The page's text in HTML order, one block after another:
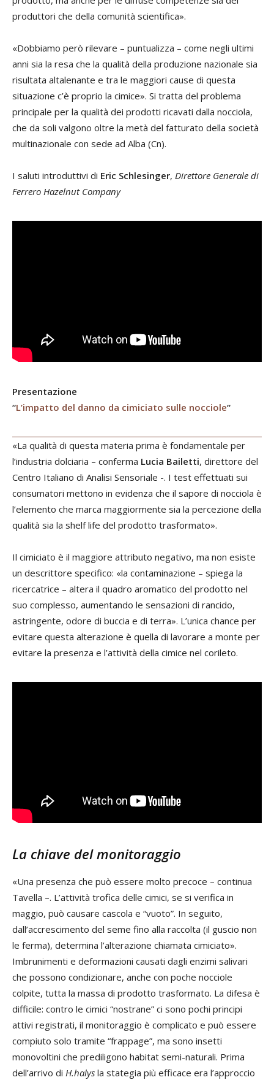
produttori che della comunità scientifica».
«Dobbiamo però rilevare – puntualizza – come negli ultimi
anni sia la resa che la qualità della produzione nazionale sia
risultata altalenante e tra le maggiori cause di questa
situazione c’è proprio la cimice». Si tratta del problema
principale per la qualità dei prodotti ricavati dalla nocciola,
che da soli valgono oltre la metà del fatturato della società
multinazionale con sede ad Alba (Cn).
I saluti introduttivi di Eric Schlesinger, Direttore Generale di
Ferrero Hazelnut Company
Presentazione
“L’impatto del danno da cimiciato sulle nocciole“
«La qualità di questa materia prima è fondamentale per
l’industria dolciaria – conferma Lucia Bailetti, direttore del
Centro Italiano di Analisi Sensoriale -. I test effettuati sui
consumatori mettono in evidenza che il sapore di nocciola è
l’elemento che marca maggiormente sia la percezione della
qualità sia la shelf life del prodotto trasformato».
Il cimiciato è il maggiore attributo negativo, ma non esiste
un descrittore specifico: «la contaminazione – spiega la
ricercatrice – altera il quadro aromatico del prodotto nel
suo complesso, aumentando le sensazioni di rancido,
astringente, odore di buccia e di terra». L’unica chance per
evitare questa alterazione è quella di lavorare a monte per
evitare la presenza e l’attività della cimice nel corileto.
La chiave del monitoraggio
«Una presenza che può essere molto precoce – continua
Tavella –. L’attività trofica delle cimici, se si verifica in
maggio, può causare cascola e “vuoto”. In seguito,
dall’accrescimento del seme fino alla raccolta (il guscio non
le ferma), determina l’alterazione chiamata cimiciato».
Imbrunimenti e deformazioni causati dagli enzimi salivari
che possono condizionare, anche con poche nocciole
colpite, tutta la massa di prodotto trasformato. La difesa è
difficile: contro le cimici “nostrane” ci sono pochi principi
attivi registrati, il monitoraggio è complicato e può essere
compiuto solo tramite “frappage”, ma sono insetti
monovoltini che prediligono habitat semi-naturali. Prima
dell’arrivo di H.halys la stategia più efficace era l’approccio